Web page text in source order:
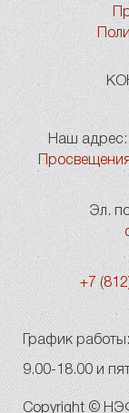
Наш адрес:
Эл.
+7
График
9.00-18.00 и
Copyright ©